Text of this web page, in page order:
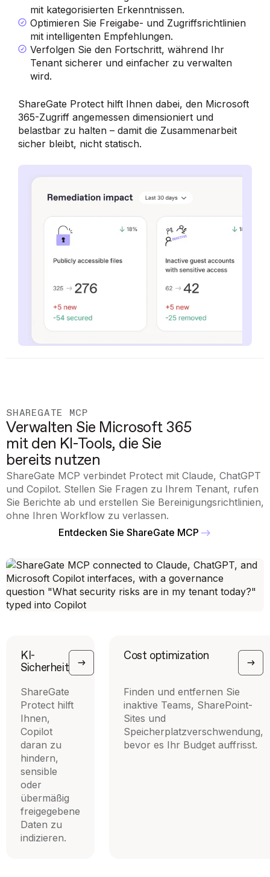
mit kategorisierten Erkenntnissen.
Optimieren Sie Freigabe- und Zugriffsrichtlinien
mit intelligenten Empfehlungen.
Verfolgen Sie den Fortschritt, während Ihr
Tenant sicherer und einfacher zu verwalten
wird.
ShareGate Protect hilft Ihnen dabei, den Microsoft
365-Zugriff angemessen dimensioniert und
belastbar zu halten – damit die Zusammenarbeit
sicher bleibt, nicht statisch.
SHAREGATE MCP
Verwalten Sie Microsoft 365
mit den KI-Tools, die Sie
bereits nutzen
ShareGate MCP verbindet Protect mit Claude, ChatGPT
und Copilot. Stellen Sie Fragen zu Ihrem Tenant, rufen
Sie Berichte ab und erstellen Sie Bereinigungsrichtlinien,
ohne Ihren Workflow zu verlassen.
Entdecken Sie ShareGate MCP
KI-
Sicherheit
ShareGate
Protect hilft
Ihnen,
Copilot
daran zu
hindern,
sensible
oder
übermäßig
freigegebene
Daten zu
indizieren.
Cost optimization
Finden und entfernen Sie
inaktive Teams, SharePoint-
Sites und
Speicherplatzverschwendung,
bevor es Ihr Budget auffrisst.